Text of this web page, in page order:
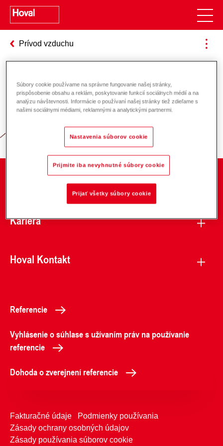
Prívod vzduchu
Zodpovednosť za energiu a životné
prostredie
O spoločnosti
Kariéra
Hoval Kontakt
Referencie
Vyhlásenie o súhlase s užívaním práv na používanie
referencie
Dohoda o zverejnení referencie
Fakturačné údaje
Podmienky používania
Zásady ochrany osobných údajov
Zásady používania súborov cookie
Súbory cookie používame na správne fungovanie našej stránky,
prispôsobenie obsahu a reklám, poskytovanie funkcií sociálnych médií a na
analýzu návštevnosti. Informácie o používaní našej stránky tiež zdieľame s
našimi sociálnymi médiami, reklamnými a analytickými partnermi.
Nastavenia súborov cookie
Prijmite iba nevyhnutné súbory cookie
Prijať všetky súbory cookie